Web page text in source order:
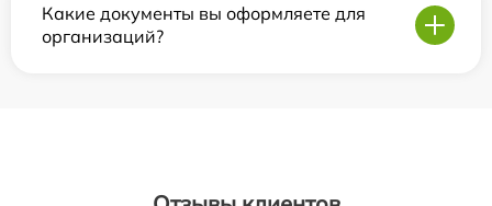
Какие документы вы оформляете для
организаций?